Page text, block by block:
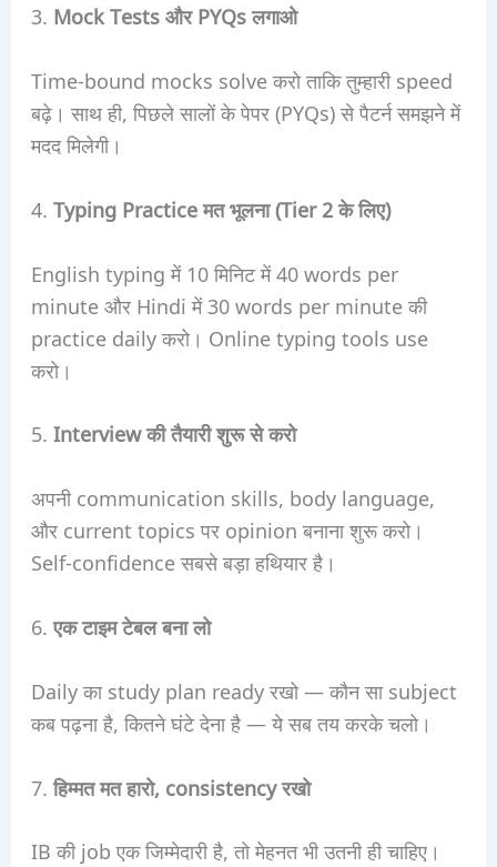
3. Mock Tests और PYQs लगाओ
Time-bound mocks solve करो ताकि तुम्हारी speed
बढ़े। साथ ही, पिछले सालों के पेपर (PYQs) से पैटर्न समझने में
मदद मिलेगी।
4. Typing Practice मत भूलना (Tier 2 के लिए)
English typing में 10 मिनिट में 40 words per
minute और Hindi में 30 words per minute की
practice daily करो। Online typing tools use
करो।
5. Interview की तैयारी शुरू से करो
अपनी communication skills, body language,
और current topics पर opinion बनाना शुरू करो।
Self-confidence सबसे बड़ा हथियार है।
6.एक टाइम टेबल बना लो
Daily का study plan ready रखो — कौन सा subject
कब पढ़ना है, कितने घंटे देना है — ये सब तय करके चलो।
7.हिम्मत मत हारो, consistency रखो
IB की job एक जिम्मेदारी है, तो मेहनत भी उतनी ही चाहिए।